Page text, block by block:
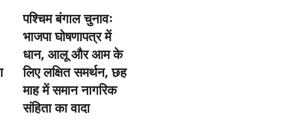
पश्चिम बंगाल चुनावः
भाजपा घोषणापत्र में
धान, आलू और आम के
लिए लक्षित समर्थन, छह
माह में समान नागरिक
संहिता का वादा